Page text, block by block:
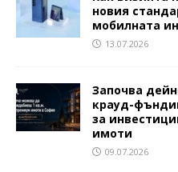
новия
мобилната
13.07.2026
Започва
крауд-
за
имоти
09.07.2026